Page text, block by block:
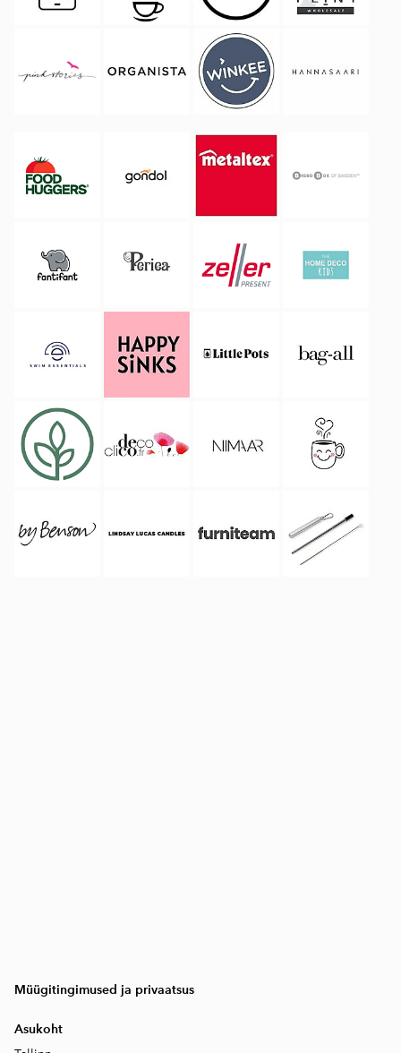
Müügitingimused ja privaatsus
Asukoht